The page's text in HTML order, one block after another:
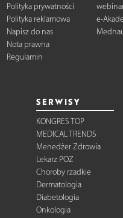
Polityka prywatności
Polityka reklamowa
Napisz do nas
Nota prawna
Regulamin
e-
SERWISY
KONGRES TOP
MEDICAL TRENDS
Menedżer Zdrowia
Lekarz POZ
Choroby rzadkie
Dermatologia
Diabetologia
Onkologia